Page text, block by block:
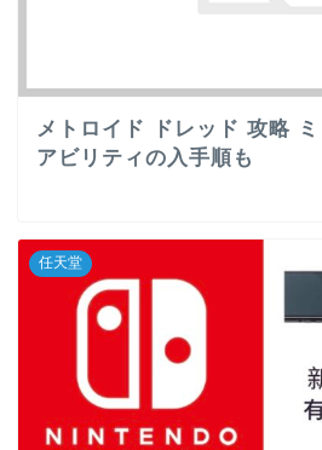
メトロイド ドレッド 攻略
アビリティの入手順も
任天堂